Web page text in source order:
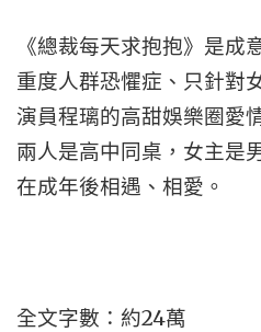
《總裁每天求抱抱》是成
重度人群恐懼症、只針對
演員程璃的高甜娛樂圈愛
兩人是高中同桌，女主是
在成年後相遇、相愛。
全文字數：約24萬